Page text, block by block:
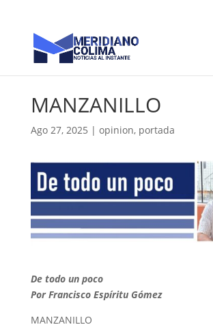
MANZANILLO
Ago 27, 2025 | opinion, portada
De todo un poco
Por Francisco Espíritu Gómez
MANZANILLO